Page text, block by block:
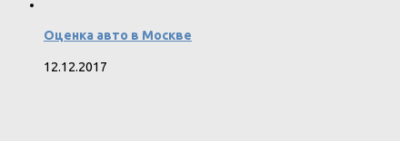
Оценка авто в Москве
12.12.2017